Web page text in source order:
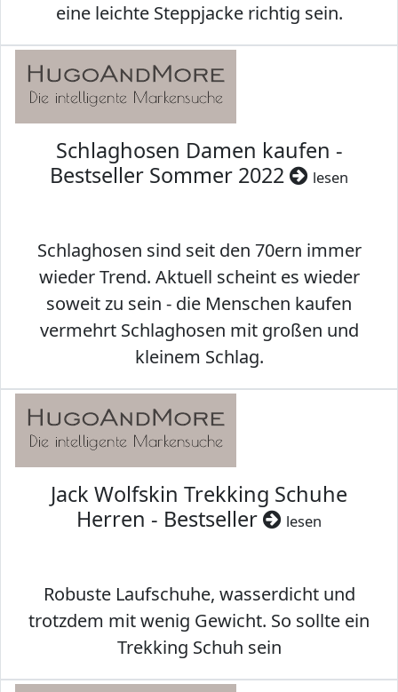
eine leichte Steppjacke richtig sein.
Schlaghosen Damen kaufen -
Bestseller Sommer 2022
lesen
Schlaghosen sind seit den 70ern immer
wieder Trend. Aktuell scheint es wieder
soweit zu sein - die Menschen kaufen
vermehrt Schlaghosen mit großen und
kleinem Schlag.
Jack Wolfskin Trekking Schuhe
Herren - Bestseller
lesen
Robuste Laufschuhe, wasserdicht und
trotzdem mit wenig Gewicht. So sollte ein
Trekking Schuh sein